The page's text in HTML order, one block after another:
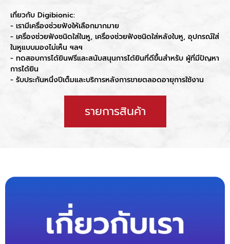
เกี่ยวกับ Digibionic:
- เรามีเครื่องช่วยฟังให้เลือกมากมาย
- เครื่องช่วยฟังชนิดใส่ในหู, เครื่องช่วยฟังชนิดใส่หลังใบหู, อุปกรณ์ใส่
ในหูแบบมองไม่เห็น ฯลฯ
- ทดสอบการได้ยินฟรีและสนับสนุนการได้ยินที่ดีขึ้นสำหรับ ผู้ที่มีปัญหา
การได้ยิน
- รับประกันหนึ่งปีเต็มและบริการหลังการขายตลอดอายุการใช้งาน
รายการสินค้า